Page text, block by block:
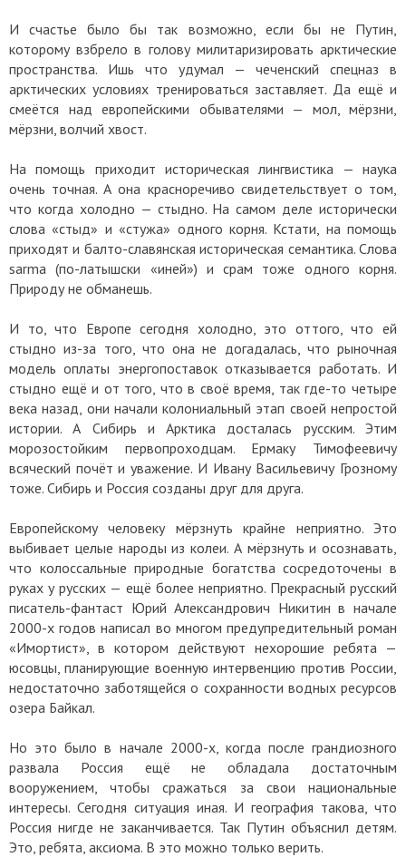
И счастье было бы так возможно, если бы не Путин,
которому взбрело в голову милитаризировать арктические
пространства. Ишь что удумал — чеченский спецназ в
арктических условиях тренироваться заставляет. Да ещё и
смеётся над европейскими обывателями — мол, мёрзни,
мёрзни, волчий хвост.
На помощь приходит историческая лингвистика — наука
очень точная. А она красноречиво свидетельствует о том,
что когда холодно — стыдно. На самом деле исторически
слова «стыд» и «стужа» одного корня. Кстати, на помощь
приходят и балто-славянская историческая семантика. Слова
sarma (по-латышски «иней») и срам тоже одного корня.
Природу не обманешь.
И то, что Европе сегодня холодно, это оттого, что ей
стыдно из-за того, что она не догадалась, что рыночная
модель оплаты энергопоставок отказывается работать. И
стыдно ещё и от того, что в своё время, так где-то четыре
века назад, они начали колониальный этап своей непростой
истории. А Сибирь и Арктика досталась русским. Этим
морозостойким первопроходцам. Ермаку Тимофеевичу
всяческий почёт и уважение. И Ивану Васильевичу Грозному
тоже. Сибирь и Россия созданы друг для друга.
Европейскому человеку мёрзнуть крайне неприятно. Это
выбивает целые народы из колеи. А мёрзнуть и осознавать,
что колоссальные природные богатства сосредоточены в
руках у русских — ещё более неприятно. Прекрасный русский
писатель-фантаст Юрий Александрович Никитин в начале
2000-х годов написал во многом предупредительный роман
«Имортист», в котором действуют нехорошие ребята —
юсовцы, планирующие военную интервенцию против России,
недостаточно заботящейся о сохранности водных ресурсов
озера Байкал.
Но это было в начале 2000-х, когда после грандиозного
развала Россия ещё не обладала достаточным
вооружением, чтобы сражаться за свои национальные
интересы. Сегодня ситуация иная. И география такова, что
Россия нигде не заканчивается. Так Путин объяснил детям.
Это, ребята, аксиома. В это можно только верить.